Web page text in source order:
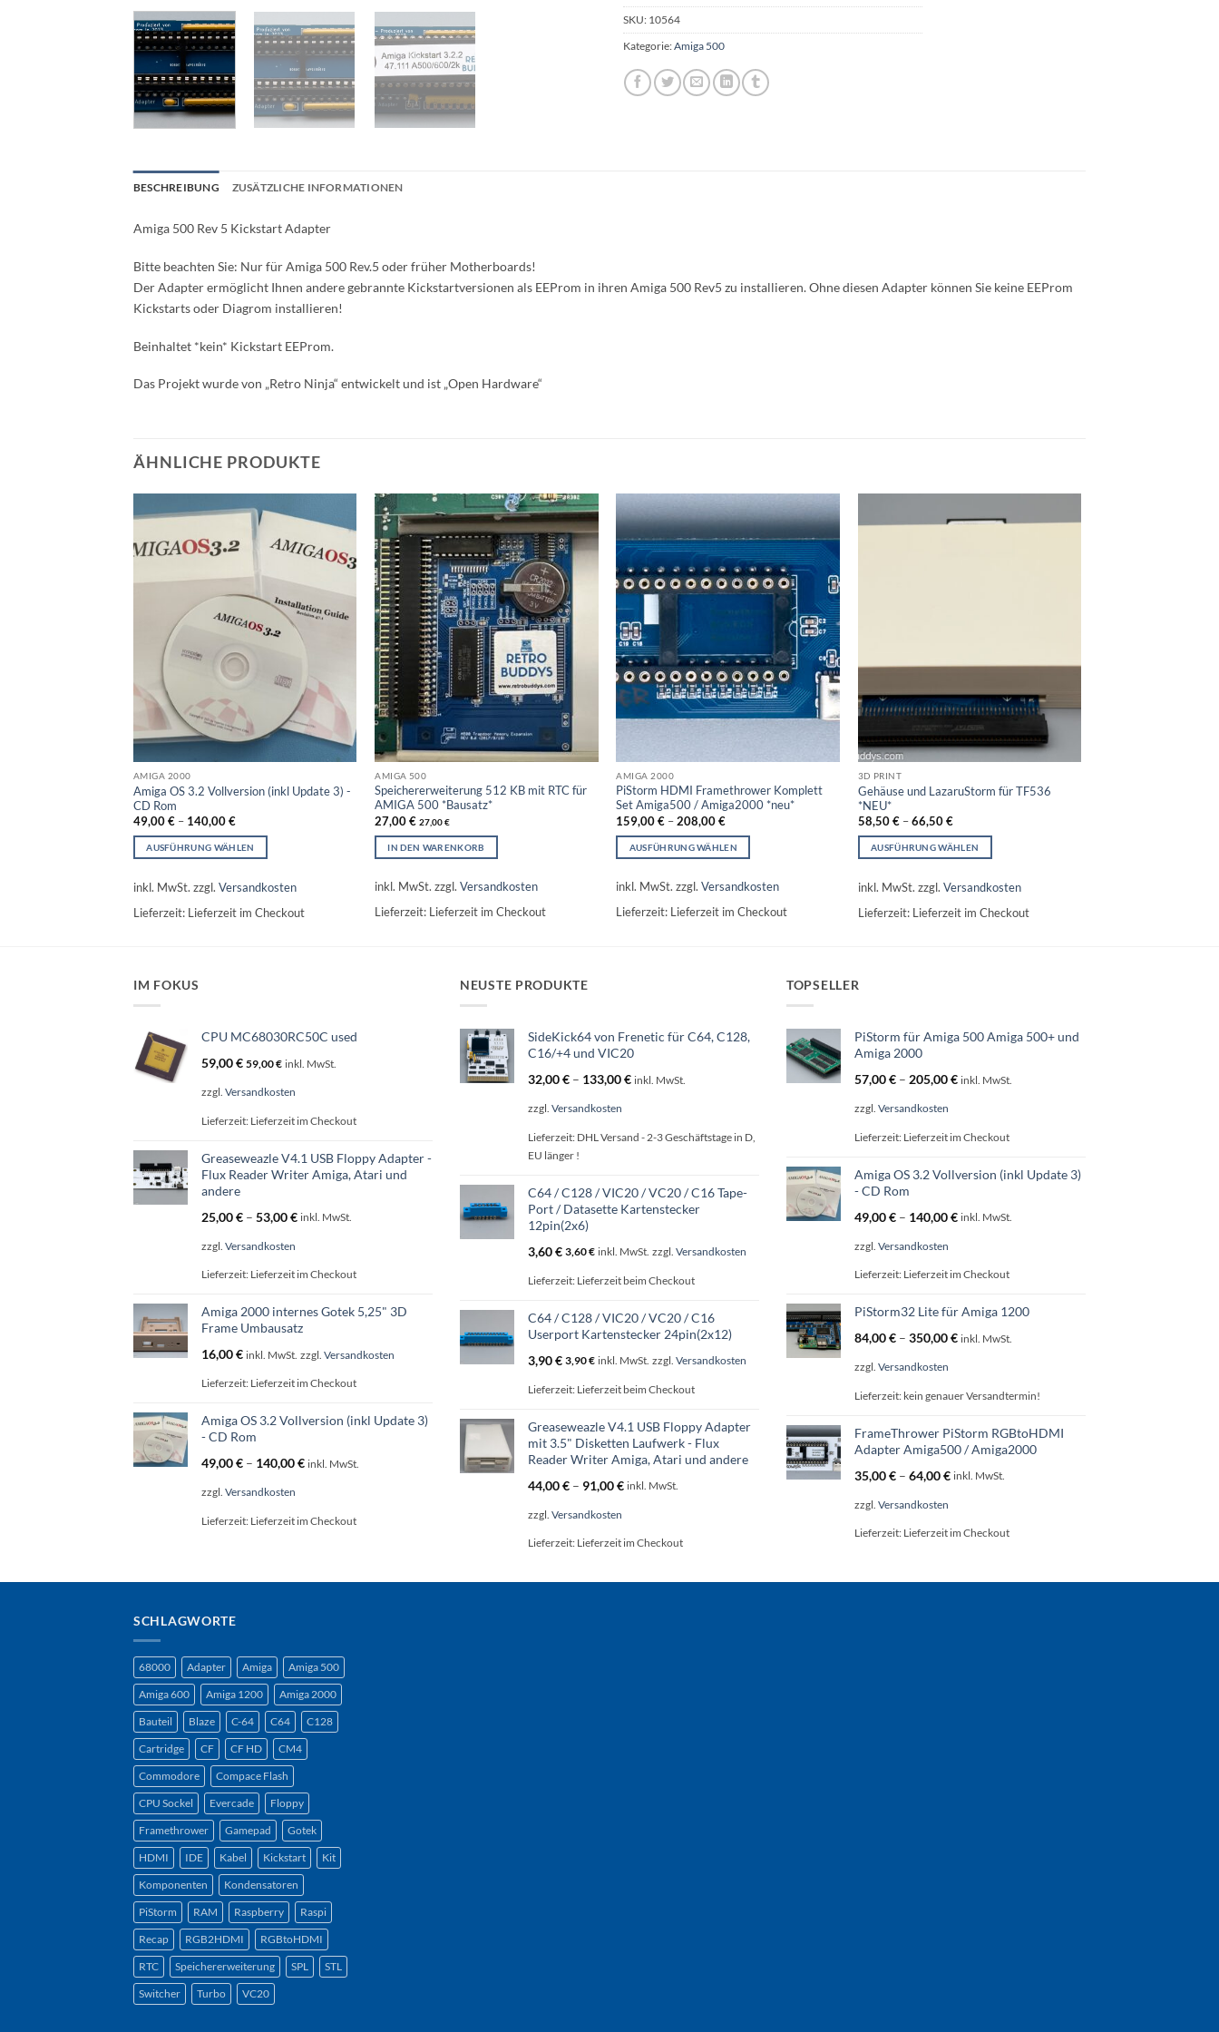
SKU: 10564
Kategorie: Amiga 500
BESCHREIBUNG ZUSÄTZLICHE INFORMATIONEN
Amiga 500 Rev 5 Kickstart Adapter
Bitte beachten Sie: Nur für Amiga 500 Rev.5 oder früher Motherboards!
Der Adapter ermöglicht Ihnen andere gebrannte Kickstartversionen als EEProm in ihren Amiga 500 Rev5 zu installieren. Ohne diesen Adapter können Sie keine EEProm
Kickstarts oder Diagrom installieren!
Beinhaltet *kein* Kickstart EEProm.
Das Projekt wurde von „Retro Ninja“ entwickelt und ist „Open Hardware“
ÄHNLICHE PRODUKTE
AMIGA 2000
Amiga OS 3.2 Vollversion (inkl Update 3) -
CD Rom
49,00€– 140,00€
AUSFÜHRUNG WÄHLEN
Produkt
mehrere
Optionen
auf
der
Produktseite
gewählt
inkl. MwSt. zzgl. Versandkosten
Lieferzeit: Lieferzeit im Checkout
AMIGA 500
Speichererweiterung 512 KB mit RTC für
AMIGA 500 *Bausatz*
27,00€ 27,00€
IN DEN WARENKORB
inkl. MwSt. zzgl.Versandkosten
Lieferzeit: Lieferzeit im Checkout
AMIGA 2000
PiStorm HDMI Framethrower Komplett
Set Amiga500 / Amiga2000 *neu*
159,00€ –208,00€
AUSFÜHRUNG WÄHLEN
Produkt
auf
der
gewählt
inkl. MwSt. zzgl.Versandkosten
Lieferzeit: Lieferzeit im Checkout
3D PRINT
Gehäuse und LazaruStorm für TF536
*NEU*
58,50€–66,50€
AUSFÜHRUNG WÄHLEN
Produkt
mehrere
Optionen
auf
der
gewählt
werden
inkl. MwSt. zzgl. Versandkosten
Lieferzeit: Lieferzeit im Checkout
IM FOKUS
CPU MC68030RC50C used
59,00€ 59,00€ inkl. MwSt.
zzgl. Versandkosten
Lieferzeit: Lieferzeit im Checkout
Greaseweazle V4.1 USB Floppy Adapter -
Flux Reader Writer Amiga, Atari und
andere
25,00€ – 53,00€ inkl. MwSt.
zzgl. Versandkosten
Lieferzeit: Lieferzeit im Checkout
Amiga 2000 internes Gotek 5,25" 3D
Frame Umbausatz
16,00€ inkl. MwSt. zzgl. Versandkosten
Lieferzeit: Lieferzeit im Checkout
Amiga OS 3.2 Vollversion (inkl Update 3)
- CD Rom
49,00€ – 140,00€ inkl. MwSt.
zzgl. Versandkosten
Lieferzeit: Lieferzeit im Checkout
NEUSTE PRODUKTE
SideKick64 von Frenetic für C64, C128,
C16/+4 und VIC20
32,00€ – 133,00€ inkl. MwSt.
zzgl. Versandkosten
Lieferzeit: DHL Versand - 2-3 Geschäftstage in D,
EU länger !
C64 / C128 / VIC20 / VC20 / C16 Tape-
Port / Datasette Kartenstecker
12pin(2x6)
3,60€ 3,60€ inkl. MwSt. zzgl. Versandkosten
Lieferzeit: Lieferzeit beim Checkout
C64 / C128 / VIC20 / VC20 / C16
Userport Kartenstecker 24pin(2x12)
3,90€ 3,90€ inkl. MwSt. zzgl. Versandkosten
Lieferzeit: Lieferzeit beim Checkout
Greaseweazle V4.1 USB Floppy Adapter
mit 3.5" Disketten Laufwerk - Flux
Reader Writer Amiga, Atari und andere
44,00€ – 91,00€ inkl. MwSt.
zzgl. Versandkosten
Lieferzeit: Lieferzeit im Checkout
TOPSELLER
PiStorm für Amiga 500 Amiga 500+ und
Amiga 2000
57,00€ – 205,00€ inkl. MwSt.
zzgl. Versandkosten
Lieferzeit: Lieferzeit im Checkout
Amiga OS 3.2 Vollversion (inkl Update 3)
- CD Rom
49,00€ – 140,00€ inkl. MwSt.
zzgl. Versandkosten
Lieferzeit: Lieferzeit im Checkout
PiStorm32 Lite für Amiga 1200
84,00€ – 350,00€ inkl. MwSt.
zzgl. Versandkosten
Lieferzeit: kein genauer Versandtermin!
FrameThrower PiStorm RGBtoHDMI
Adapter Amiga500 / Amiga2000
35,00€ – 64,00€ inkl. MwSt.
zzgl. Versandkosten
Lieferzeit: Lieferzeit im Checkout
SCHLAGWORTE
68000 Adapter Amiga Amiga 500
Amiga 600 Amiga 1200 Amiga 2000
Bauteil Blaze C-64 C64 C128
Cartridge CF CF HD CM4
Commodore Compace Flash
CPU Sockel Evercade Floppy
Framethrower Gamepad Gotek
HDMI IDE Kabel Kickstart Kit
Komponenten Kondensatoren
PiStorm RAM Raspberry Raspi
Recap RGB2HDMI RGBtoHDMI
RTC Speichererweiterung SPL STL
Switcher Turbo VC20